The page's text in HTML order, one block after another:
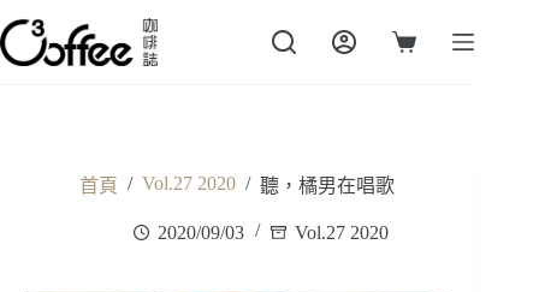
跳
至
主
購
首頁 / Vol.27 2020 / 聽，橘男在唱歌
2020/09/03 Vol.27 2020